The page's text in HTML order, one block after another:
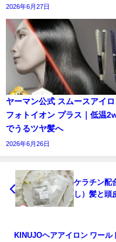
2026年6月27日
ヤーマン公式 スムースアイ
フォトイオン プラス｜低温
でうるツヤ髪へ
2026年6月26日
ケラチン配
し）髪と頭
KINUJOヘアアイロン ワール